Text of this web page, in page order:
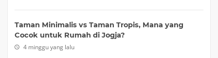
Taman Minimalis vs Taman Tropis, Mana yang
Cocok untuk Rumah di Jogja?
4 minggu yang lalu